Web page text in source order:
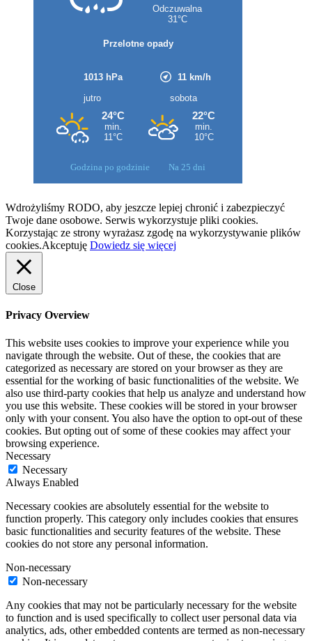
Godzina po godzinie Na 25 dni
Wdrożyliśmy RODO, aby jeszcze lepiej chronić i zabezpieczyć
Twoje dane osobowe. Serwis wykorzystuje pliki cookies.
Korzystając ze strony wyrażasz zgodę na wykorzystywanie plików
cookies.Akceptuję Dowiedz się więcej
Close
Privacy Overview
This website uses cookies to improve your experience while you
navigate through the website. Out of these, the cookies that are
categorized as necessary are stored on your browser as they are
essential for the working of basic functionalities of the website. We
also use third-party cookies that help us analyze and understand how
you use this website. These cookies will be stored in your browser
only with your consent. You also have the option to opt-out of these
cookies. But opting out of some of these cookies may affect your
browsing experience.
Necessary
Necessary
Always Enabled
Necessary cookies are absolutely essential for the website to
function properly. This category only includes cookies that ensures
basic functionalities and security features of the website. These
cookies do not store any personal information.
Non-necessary
Non-necessary
Any cookies that may not be particularly necessary for the website
to function and is used specifically to collect user personal data via
analytics, ads, other embedded contents are termed as non-necessary